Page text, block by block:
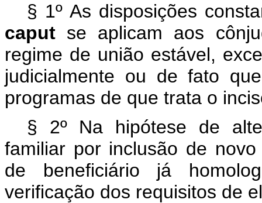
§ 1º As disposições
caput se aplicam aos
regime de união estável,
judicialmente ou de fato
programas de que trata o
§ 2º Na hipótese de
familiar por inclusão de
de beneficiário já
verificação dos requisitos de